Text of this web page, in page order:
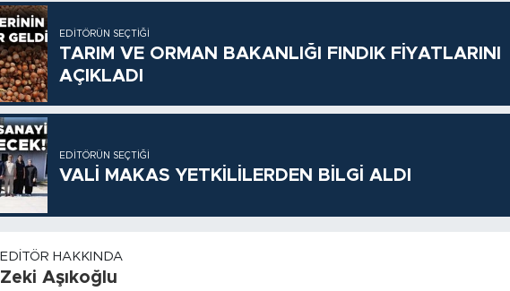
EDITÖRÜN SEÇTIĞI
TARIM VE ORMAN BAKANLIĞI FINDIK FİYATLARINI
AÇIKLADI
EDITÖRÜN SEÇTIĞI
VALİ MAKAS YETKİLİLERDEN BİLGİ ALDI
EDITÖR HAKKINDA
Zeki Aşıkoğlu